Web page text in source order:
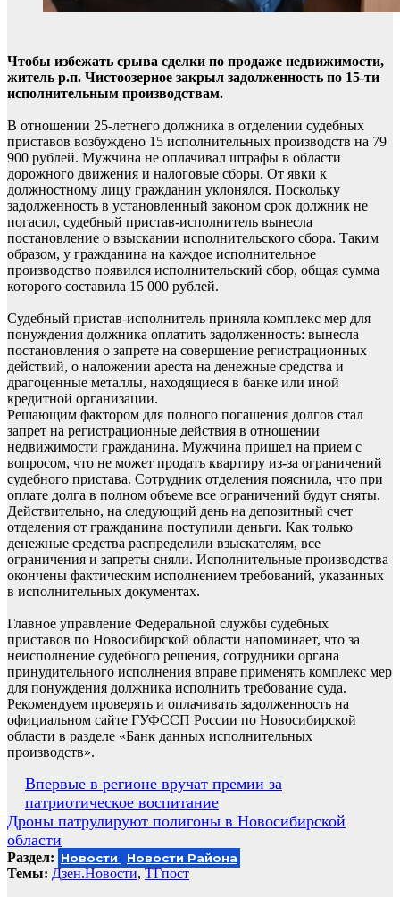
Чтобы избежать срыва сделки по продаже недвижимости,
житель р.п. Чистоозерное закрыл задолженность по 15-ти
исполнительным производствам.
В отношении 25-летнего должника в отделении судебных
приставов возбуждено 15 исполнительных производств на 79
900 рублей. Мужчина не оплачивал штрафы в области
дорожного движения и налоговые сборы. От явки к
должностному лицу гражданин уклонялся. Поскольку
задолженность в установленный законом срок должник не
погасил, судебный пристав-исполнитель вынесла
постановление о взыскании исполнительского сбора. Таким
образом, у гражданина на каждое исполнительное
производство появился исполнительский сбор, общая сумма
которого составила 15 000 рублей.
Судебный пристав-исполнитель приняла комплекс мер для
понуждения должника оплатить задолженность: вынесла
постановления о запрете на совершение регистрационных
действий, о наложении ареста на денежные средства и
драгоценные металлы, находящиеся в банке или иной
кредитной организации.
Решающим фактором для полного погашения долгов стал
запрет на регистрационные действия в отношении
недвижимости гражданина. Мужчина пришел на прием с
вопросом, что не может продать квартиру из-за ограничений
судебного пристава. Сотрудник отделения пояснила, что при
оплате долга в полном объеме все ограничений будут сняты.
Действительно, на следующий день на депозитный счет
отделения от гражданина поступили деньги. Как только
денежные средства распределили взыскателям, все
ограничения и запреты сняли. Исполнительные производства
окончены фактическим исполнением требований, указанных
в исполнительных документах.
Главное управление Федеральной службы судебных
приставов по Новосибирской области напоминает, что за
неисполнение судебного решения, сотрудники органа
принудительного исполнения вправе применять комплекс мер
для понуждения должника исполнить требование суда.
Рекомендуем проверять и оплачивать задолженность на
официальном сайте ГУФССП России по Новосибирской
области в разделе «Банк данных исполнительных
производств».
Навигация
по
записям
Впервые в регионе вручат премии за
патриотическое воспитание
Дроны патрулируют полигоны в Новосибирской
области
Раздел: Новости Новости Района
Темы: Дзен.Новости, ТГпост